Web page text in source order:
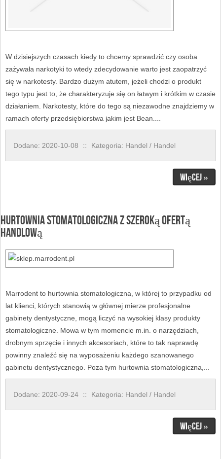
W dzisiejszych czasach kiedy to chcemy sprawdzić czy osoba
zażywała narkotyki to wtedy zdecydowanie warto jest zaopatrzyć
się w narkotesty. Bardzo dużym atutem, jeżeli chodzi o produkt
tego typu jest to, że charakteryzuje się on łatwym i krótkim w czasie
działaniem. Narkotesty, które do tego są niezawodne znajdziemy w
ramach oferty przedsiębiorstwa jakim jest Bean....
Dodane: 2020-10-08 :: Kategoria: Handel / Handel
Więcej »
Hurtownia stomatologiczna z szeroką ofertą
handlową
Marrodent to hurtownia stomatologiczna, w której to przypadku od
lat klienci, których stanowią w głównej mierze profesjonalne
gabinety dentystyczne, mogą liczyć na wysokiej klasy produkty
stomatologiczne. Mowa w tym momencie m.in. o narzędziach,
drobnym sprzęcie i innych akcesoriach, które to tak naprawdę
powinny znaleźć się na wyposażeniu każdego szanowanego
gabinetu dentystycznego. Poza tym hurtownia stomatologiczna,...
Dodane: 2020-09-24 :: Kategoria: Handel / Handel
Więcej »